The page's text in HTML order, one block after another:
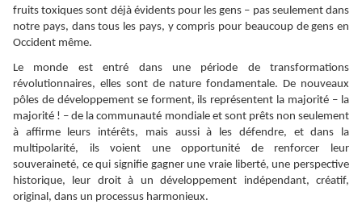
fruits toxiques sont déjà évidents pour les gens – pas seulement dans
notre pays, dans tous les pays, y compris pour beaucoup de gens en
Occident même.
Le monde est entré dans une période de transformations
révolutionnaires, elles sont de nature fondamentale. De nouveaux
pôles de développement se forment, ils représentent la majorité – la
majorité ! – de la communauté mondiale et sont prêts non seulement
à affirme leurs intérêts, mais aussi à les défendre, et dans la
multipolarité, ils voient une opportunité de renforcer leur
souveraineté, ce qui signifie gagner une vraie liberté, une perspective
historique, leur droit à un développement indépendant, créatif,
original, dans un processus harmonieux.